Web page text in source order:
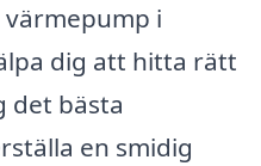
i
dig att hitta rätt
det bästa
en smidig